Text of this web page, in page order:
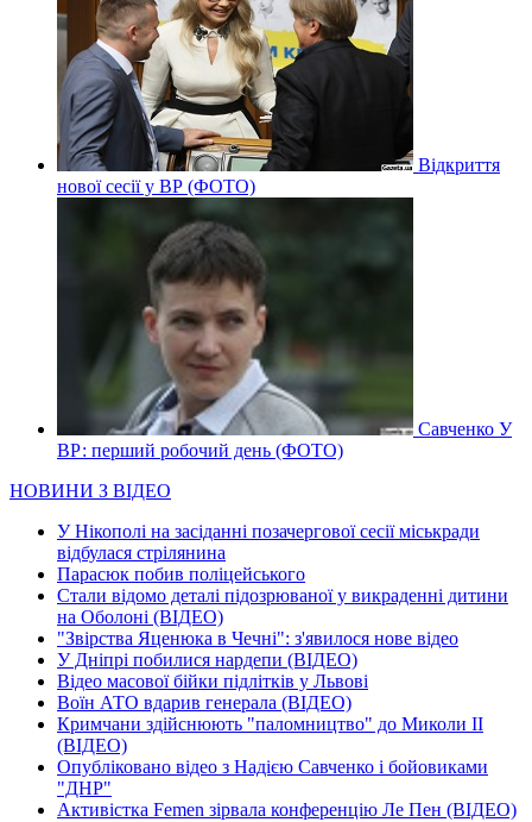
Відкриття
нової сесії у ВР (ФОТО)
Савченко У
ВР: перший робочий день (ФОТО)
НОВИНИ З ВІДЕО
У Нікополі на засіданні позачергової сесії міськради
відбулася стрілянина
Парасюк побив поліцейського
Стали відомо деталі підозрюваної у викраденні дитини
на Оболоні (ВІДЕО)
"Звірства Яценюка в Чечні": з'явилося нове відео
У Дніпрі побилися нардепи (ВІДЕО)
Відео масової бійки підлітків у Львові
Воїн АТО вдарив генерала (ВІДЕО)
Кримчани здійснюють "паломництво" до Миколи ІІ
(ВІДЕО)
Опубліковано відео з Надією Савченко і бойовиками
"ДНР"
Активістка Femen зірвала конференцію Ле Пен (ВІДЕО)